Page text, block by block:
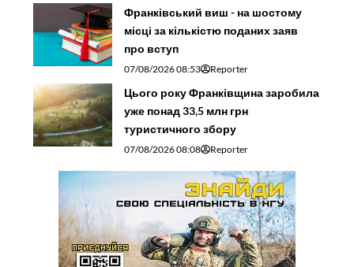
Франківський виш - на шостому
місці за кількістю поданих заяв
про вступ
07/08/2026 08:53 Reporter
Цього року Франківщина заробила
уже понад 33,5 млн грн
туристичного збору
07/08/2026 08:08 Reporter